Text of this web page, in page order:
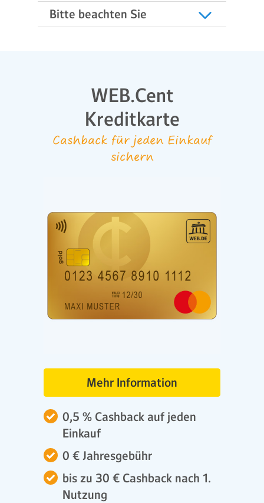
Bitte beachten Sie
WEB.Cent
Kreditkarte
Cashback für jeden Einkauf
sichern
0,5 % Cashback auf jeden
Einkauf
0 € Jahresgebühr
bis zu 30 € Cashback nach 1.
Nutzung
Mehr Information